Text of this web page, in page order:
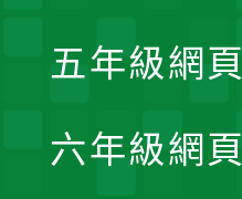
五年級網頁
六年級網頁